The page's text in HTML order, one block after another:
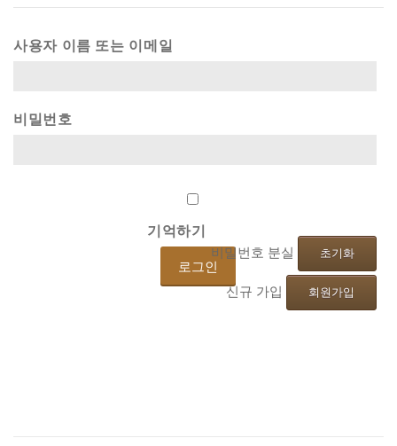
사용자 이름 또는 이메일
비밀번호
기억하기
비밀번호 분실 초기화
신규 가입 회원가입